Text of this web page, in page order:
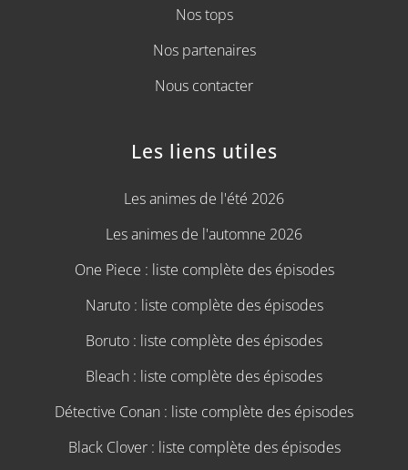
Nos tops
Nos partenaires
Nous contacter
Les liens utiles
Les animes de l'été 2026
Les animes de l'automne 2026
One Piece : liste complète des épisodes
Naruto : liste complète des épisodes
Boruto : liste complète des épisodes
Bleach : liste complète des épisodes
Détective Conan : liste complète des épisodes
Black Clover : liste complète des épisodes